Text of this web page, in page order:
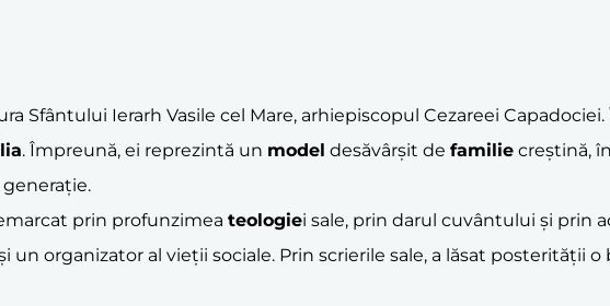
Sfântului Ierarh Vasile cel Mare, arhiepiscopul Cezareei
. Împreună, ei reprezintă un model desăvârșit de familie creștină,
prin profunzimea teologiei sale, prin darul cuvântului și prin
organizator al vieții sociale. Prin scrierile sale, a lăsat posterității